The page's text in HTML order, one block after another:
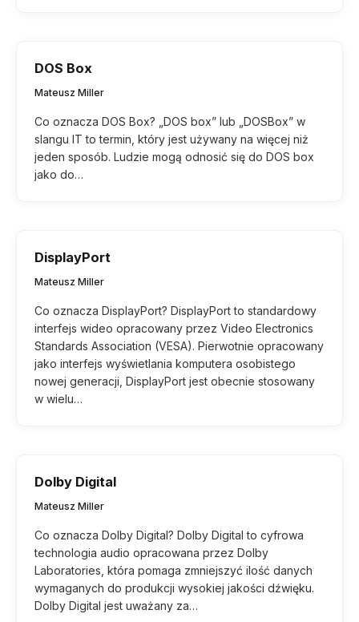
DOS Box
Mateusz Miller
Co oznacza DOS Box? „DOS box” lub „DOSBox” w
slangu IT to termin, który jest używany na więcej niż
jeden sposób. Ludzie mogą odnosić się do DOS box
jako do…
DisplayPort
Mateusz Miller
Co oznacza DisplayPort? DisplayPort to standardowy
interfejs wideo opracowany przez Video Electronics
Standards Association (VESA). Pierwotnie opracowany
jako interfejs wyświetlania komputera osobistego
nowej generacji, DisplayPort jest obecnie stosowany
w wielu…
Dolby Digital
Mateusz Miller
Co oznacza Dolby Digital? Dolby Digital to cyfrowa
technologia audio opracowana przez Dolby
Laboratories, która pomaga zmniejszyć ilość danych
wymaganych do produkcji wysokiej jakości dźwięku.
Dolby Digital jest uważany za…